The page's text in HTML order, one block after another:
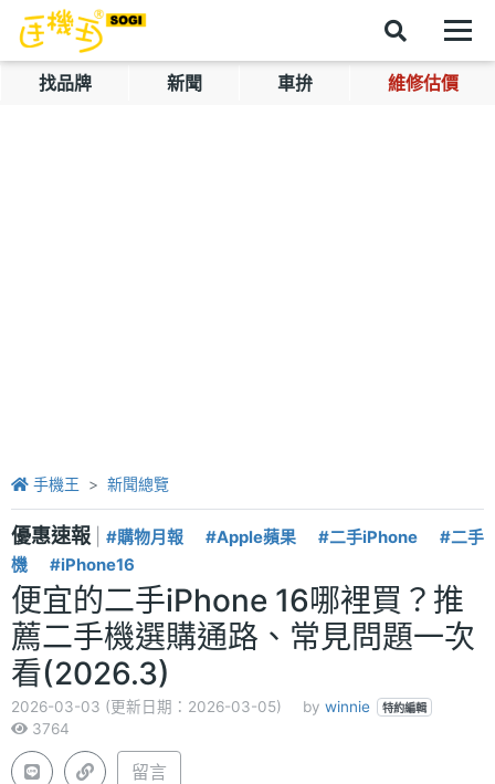
找品牌 新聞 車拚 維修估價
手機王 新聞總覽
優惠速報 #購物月報 #Apple蘋果 #二手iPhone
#二手
機
#iPhone16
便宜的二手iPhone 16哪裡買？推
薦二手機選購通路、常見問題一次
看(2026.3)
2026-03-03 (更新日期：2026-03-05) by winnie 特約編輯
3764
留言